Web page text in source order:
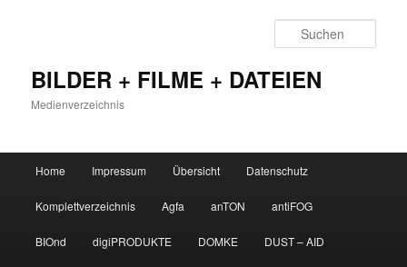
BILDER + FILME + DATEIEN
Medienverzeichnis
Home Impressum Übersicht Datenschutz
Komplettverzeichnis Agfa anTON antiFOG
BIOnd digiPRODUKTE DOMKE DUST – AID